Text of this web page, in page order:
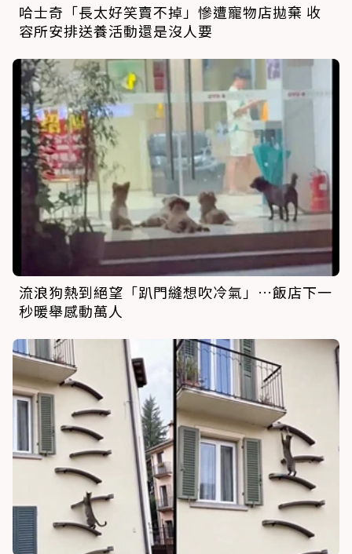
哈士奇「長太好笑賣不掉」慘遭寵物店拋棄 收
容所安排送養活動還是沒人要
流浪狗熱到絕望「趴門縫想吹冷氣」…飯店下一
秒暖舉感動萬人